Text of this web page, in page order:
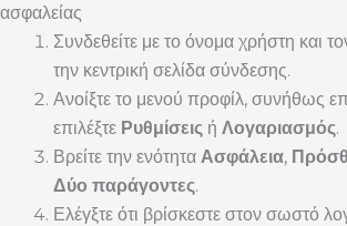
ασφαλείας
Συνδεθείτε με το όνομα χρήστη και
την κεντρική σελίδα σύνδεσης.
Ανοίξτε το μενού προφίλ, συνήθως
επιλέξτε Ρυθμίσεις ή Λογαριασμός.
Βρείτε την ενότητα Ασφάλεια,
Δύο παράγοντες.
Ελέγξτε ότι βρίσκεστε στον σωστό